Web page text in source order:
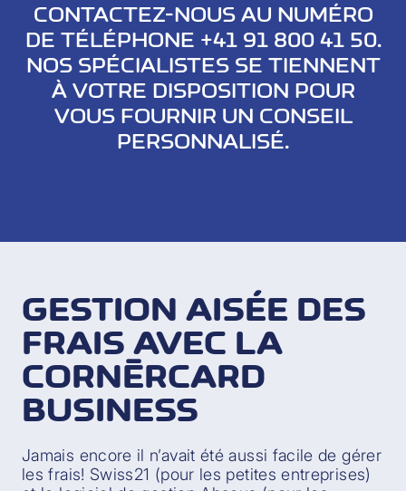
CONTACTEZ-NOUS AU NUMÉRO
DE TÉLÉPHONE +41 91 800 41 50.
NOS SPÉCIALISTES SE TIENNENT
À VOTRE DISPOSITION POUR
VOUS FOURNIR UN CONSEIL
PERSONNALISÉ.
GESTION AISÉE DES
FRAIS AVEC LA
CORNÈRCARD
BUSINESS
Jamais encore il n’avait été aussi facile de gérer
les frais! Swiss21 (pour les petites entreprises)